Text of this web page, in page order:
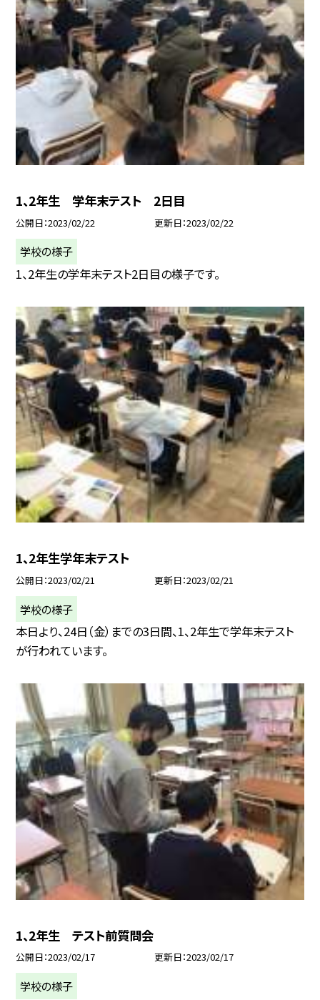
1、2年生 学年末テスト 2日目
公開日 2023/02/22 更新日 2023/02/22
学校の様子
1、2年生の学年末テスト2日目の様子です。
1、2年生学年末テスト
公開日 2023/02/21 更新日 2023/02/21
学校の様子
本日より、24日（金）までの3日間、1、2年生で学年末テスト
が行われています。
1、2年生 テスト前質問会
公開日 2023/02/17 更新日 2023/02/17
学校の様子